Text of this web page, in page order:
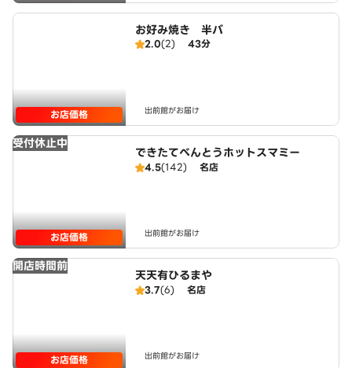
お店価格
お好み焼き 半バ
2.0(2) 43分
出前館がお届け
受付休止中
お店価格
できたてべんとうホットスマミー
4.5(142) 名店
出前館がお届け
開店時間前
お店価格
天天有ひるまや
3.7(6) 名店
出前館がお届け